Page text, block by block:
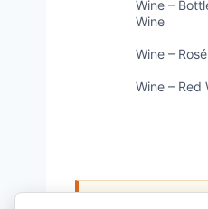
Wine –
Wine
Wine –
Wine – Red